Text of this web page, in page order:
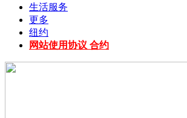
生活服务
更多
纽约
网站使用协议 合约